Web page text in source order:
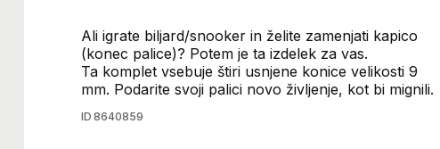
Ali igrate biljard/snooker in želite zamenjati kapico
(konec palice)? Potem je ta izdelek za vas.
Ta komplet vsebuje štiri usnjene konice velikosti 9
mm. Podarite svoji palici novo življenje, kot bi mignili.
ID 8640859